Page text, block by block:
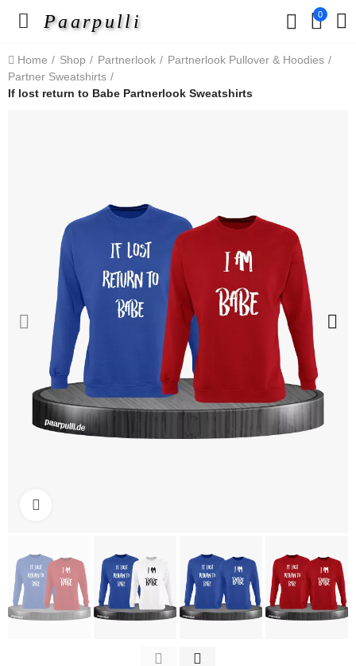
Paarpulli 0
Home Shop Partnerlook
Partnerlook Pullover & Hoodies
Partner Sweatshirts
If lost return to Babe Partnerlook Sweatshirts